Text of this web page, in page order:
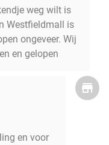
weg wilt is
Westfieldmall is
ongeveer. Wij
en gelopen
en voor